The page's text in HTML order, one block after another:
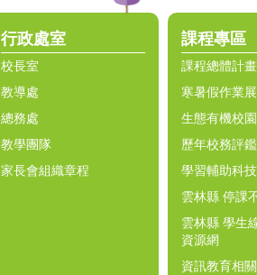
行政處室
校長室
教導處
總務處
教學團隊
家長會組織章程
課程專區
課程總體計畫
寒暑假作業展
生態有機校
歷年校務評
學習輔助科
雲林縣 停課
雲林縣 學生
資源網
資訊教育相關